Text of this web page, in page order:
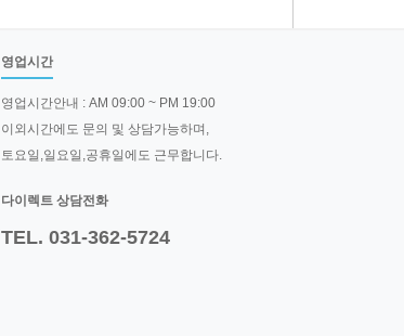
영업시간
영업시간안내 : AM 09:00 ~ PM 19:00
이외시간에도 문의 및 상담가능하며,
토요일,일요일,공휴일에도 근무합니다.
다이렉트 상담전화
TEL. 031-362-5724